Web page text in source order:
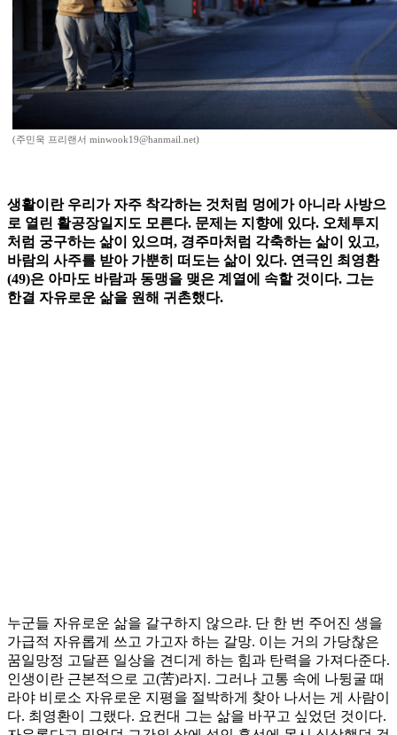
(주민욱 프리랜서 minwook19@hanmail.net)
생활이란 우리가 자주 착각하는 것처럼 멍에가 아니라 사방으
로 열린 활공장일지도 모른다. 문제는 지향에 있다. 오체투지
처럼 궁구하는 삶이 있으며, 경주마처럼 각축하는 삶이 있고,
바람의 사주를 받아 가뿐히 떠도는 삶이 있다. 연극인 최영환
(49)은 아마도 바람과 동맹을 맺은 계열에 속할 것이다. 그는
한결 자유로운 삶을 원해 귀촌했다.
누군들 자유로운 삶을 갈구하지 않으랴. 단 한 번 주어진 생을
가급적 자유롭게 쓰고 가고자 하는 갈망. 이는 거의 가당찮은
꿈일망정 고달픈 일상을 견디게 하는 힘과 탄력을 가져다준다.
인생이란 근본적으로 고(苦)라지. 그러나 고통 속에 나뒹굴 때
라야 비로소 자유로운 지평을 절박하게 찾아 나서는 게 사람이
다. 최영환이 그랬다. 요컨대 그는 삶을 바꾸고 싶었던 것이다.